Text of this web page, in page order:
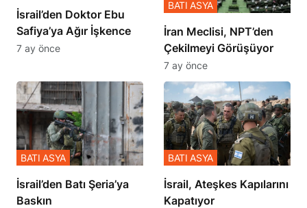
İsrail’den Doktor Ebu
Safiya’ya Ağır İşkence
7 ay önce
İran Meclisi, NPT’den
Çekilmeyi Görüşüyor
BATI ASYA
7 ay önce
​​​​​​​İsrail’den Batı Şeria’ya
Baskın
BATI ASYA
İsrail, Ateşkes Kapılarını
Kapatıyor
BATI ASYA